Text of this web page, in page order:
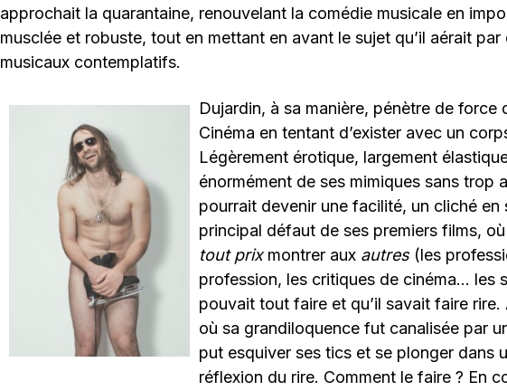
approchait la quarantaine, renouvelant la comédie musicale en
musclée et robuste, tout en mettant en avant le sujet qu’il aérait par
musicaux contemplatifs.
Dujardin, à sa manière, pénètre de force
Cinéma en tentant d’exister avec un
Légèrement érotique, largement
énormément de ses mimiques sans trop
pourrait devenir une facilité, un cliché en
principal défaut de ses premiers films,
tout prixmontrer aux autres(les
profession, les critiques de cinéma… les
pouvait tout faire et qu’il savait faire
où sa grandiloquence fut canalisée par
put esquiver ses tics et se plonger dans
réflexion du rire. Comment le faire ? En